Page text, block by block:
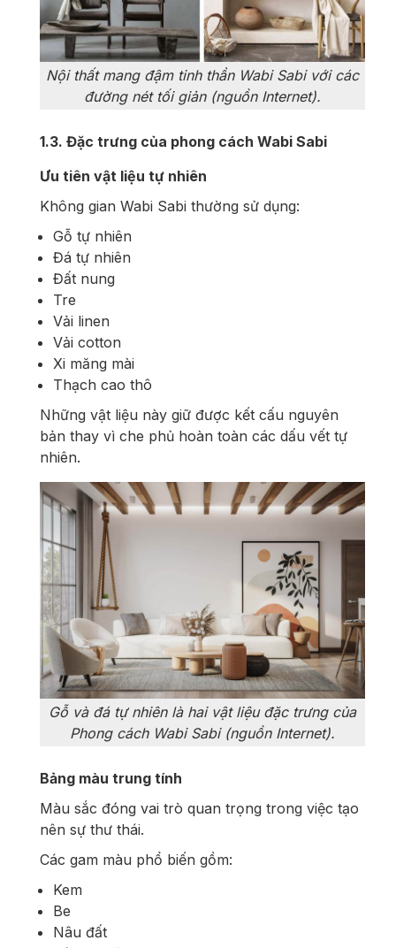
Nội thất mang đậm tinh thần Wabi Sabi với các
đường nét tối giản (nguồn Internet).
1.3. Đặc trưng của phong cách Wabi Sabi
Ưu tiên vật liệu tự nhiên
Không gian Wabi Sabi thường sử dụng:
Gỗ tự nhiên
Đá tự nhiên
Đất nung
Tre
Vải linen
Vải cotton
Xi măng mài
Thạch cao thô
Những vật liệu này giữ được kết cấu nguyên
bản thay vì che phủ hoàn toàn các dấu vết tự
nhiên.
Gỗ và đá tự nhiên là hai vật liệu đặc trưng của
Phong cách Wabi Sabi (nguồn Internet).
Bảng màu trung tính
Màu sắc đóng vai trò quan trọng trong việc tạo
nên sự thư thái.
Các gam màu phổ biến gồm:
Kem
Be
Nâu đất